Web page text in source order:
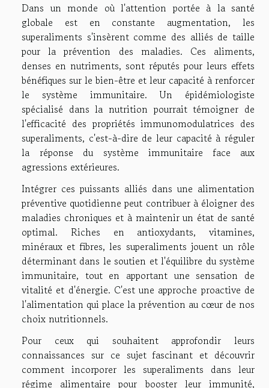
Dans un monde où l'attention portée à la santé
globale est en constante augmentation, les
superaliments s'insèrent comme des alliés de taille
pour la prévention des maladies. Ces aliments,
denses en nutriments, sont réputés pour leurs effets
bénéfiques sur le bien-être et leur capacité à renforcer
le système immunitaire. Un épidémiologiste
spécialisé dans la nutrition pourrait témoigner de
l'efficacité des propriétés immunomodulatrices des
superaliments, c'est-à-dire de leur capacité à réguler
la réponse du système immunitaire face aux
agressions extérieures.
Intégrer ces puissants alliés dans une alimentation
préventive quotidienne peut contribuer à éloigner des
maladies chroniques et à maintenir un état de santé
optimal. Riches en antioxydants, vitamines,
minéraux et fibres, les superaliments jouent un rôle
déterminant dans le soutien et l'équilibre du système
immunitaire, tout en apportant une sensation de
vitalité et d'énergie. C'est une approche proactive de
l'alimentation qui place la prévention au cœur de nos
choix nutritionnels.
Pour ceux qui souhaitent approfondir leurs
connaissances sur ce sujet fascinant et découvrir
comment incorporer les superaliments dans leur
régime alimentaire pour booster leur immunité,